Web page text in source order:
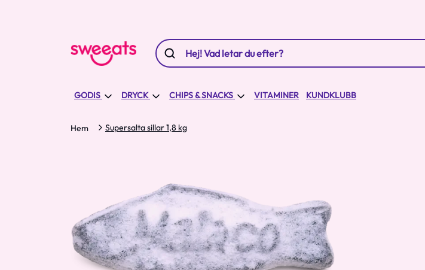
GODIS DRYCK CHIPS & SNACKS VITAMINER KUNDKLUBB
Hem Supersalta sillar 1,8 kg